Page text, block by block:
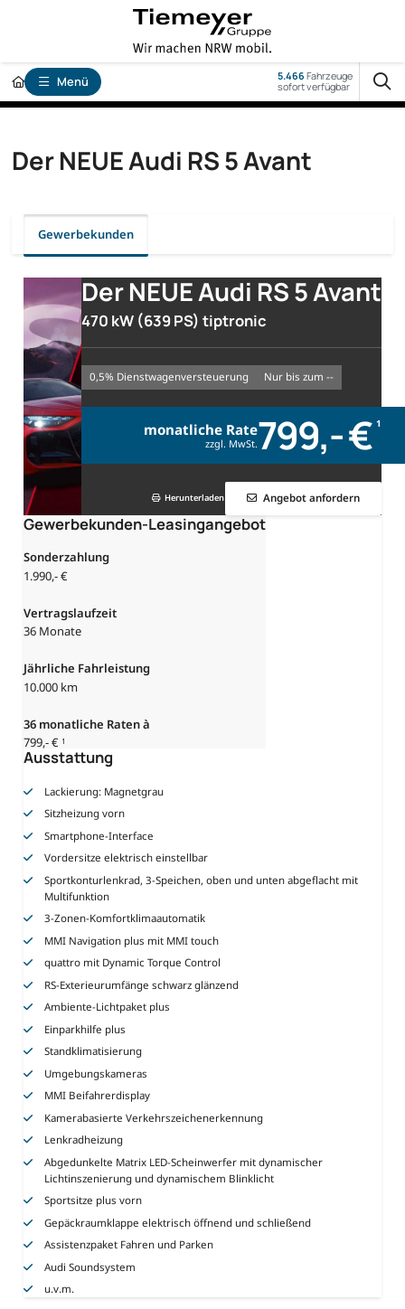
Menü 5.466Fahrzeuge
sofort verfügbar
Der NEUE Audi RS 5 Avant
Gewerbekunden
Der NEUE Audi RS 5 Avant
470 kW (639 PS) tiptronic
0,5% Dienstwagenversteuerung nur bis zum --
monatliche Rate
zzgl. MwSt.799,- € 1
Herunterladen Angebot anfordern
Ausstattung
Lackierung: Magnetgrau
Sitzheizung vorn
Smartphone-Interface
Vordersitze elektrisch einstellbar
Sportkonturlenkrad, 3-Speichen, oben und unten abgeflacht mit
Multifunktion
3-Zonen-Komfortklimaautomatik
MMI Navigation plus mit MMI touch
quattro mit Dynamic Torque Control
RS-Exterieurumfänge schwarz glänzend
Ambiente-Lichtpaket plus
Einparkhilfe plus
Standklimatisierung
Umgebungskameras
MMI Beifahrerdisplay
Kamerabasierte Verkehrszeichenerkennung
Lenkradheizung
Abgedunkelte Matrix LED-Scheinwerfer mit dynamischer
Lichtinszenierung und dynamischem Blinklicht
Sportsitze plus vorn
Gepäckraumklappe elektrisch öffnend und schließend
Assistenzpaket Fahren und Parken
Audi Soundsystem
u.v.m.
Gewerbekunden-Leasingangebot
Sonderzahlung
1.990,- €
Vertragslaufzeit
36 Monate
Jährliche Fahrleistung
10.000 km
36 monatliche Raten à
799,- € 1